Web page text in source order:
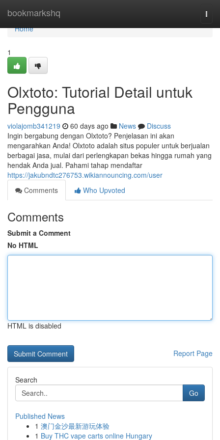
bookmarkshq
Home
Home
1
Olxtoto: Tutorial Detail untuk
Pengguna
violajomb341219 60 days ago News
Discuss
Ingin bergabung dengan Olxtoto? Penjelasan ini akan
mengarahkan Anda! Olxtoto adalah situs populer untuk berjualan
berbagai jasa, mulai dari perlengkapan bekas hingga rumah yang
hendak Anda jual. Pahami tahap mendaftar
https://jakubndtc276753.wikiannouncing.com/user
Comments
Who Upvoted
Comments
Submit a Comment
No HTML
HTML is disabled
Report Page
Search
Go
Published News
1 澳门金沙最新游玩体验
1 Buy THC vape carts online Hungary